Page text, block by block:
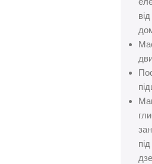
від
під